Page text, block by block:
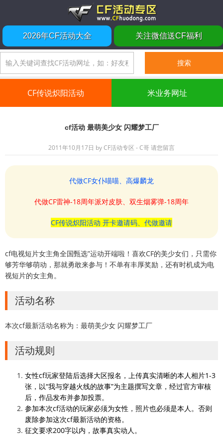
2026年CF活动大全 关注微信送CF福利
CF传说炽阳活动 米业务网址
cf活动 最萌美少女 闪耀梦工厂
2011年10月17日 byCF活动专区 - C哥请您留言
代做CF女仆喵喵、高爆麟龙
代做CF雷神-18周年派对皮肤、双生烟雾弹-18周年
CF传说炽阳活动 开卡邀请码、代做邀请
cf电视短片女主角全国甄选”运动开端啦！喜欢CF的美少女们，只需你
够芳华够萌动，那就勇敢来参与！不单有丰厚奖励，还有时机成为电
视短片的女主角。
活动名称
本次cf最新活动名称为：最萌美少女 闪耀梦工厂
活动规则
女性cf玩家登陆后选择大区报名，上传真实清晰的本人相片1-3
张，以“我与穿越火线的故事”为主题撰写文章，经过官方审核
后，作品发布并参加投票。
参加本次cf活动的玩家必须为女性，照片也必须是本人。否则
废除参加这次cf最新活动的资格。
征文要求200字以内，故事真实动人。